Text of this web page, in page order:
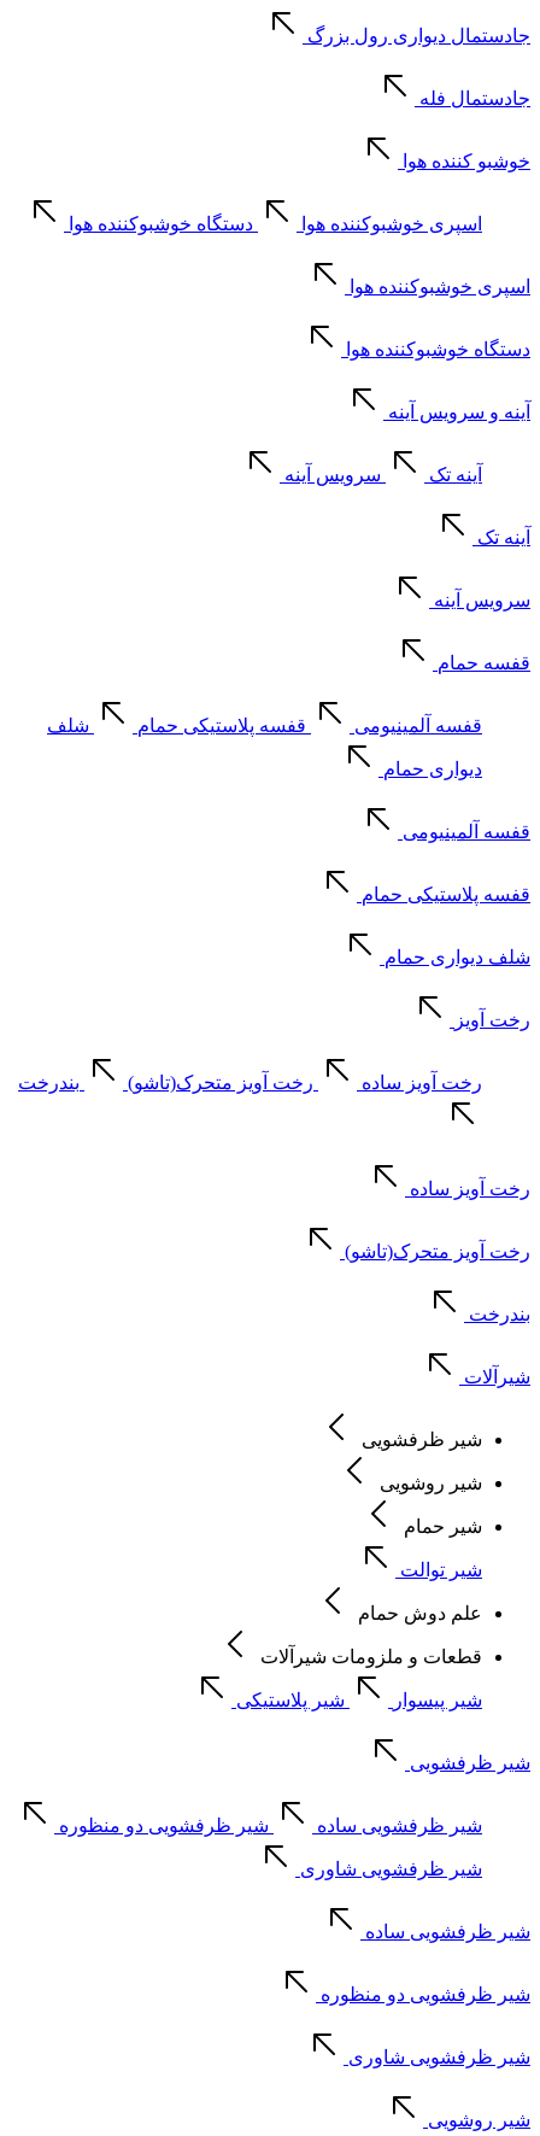
جادستمال دیواری رول بزرگ
جادستمال فله
خوشبو کننده هوا
اسپری خوشبوکننده هوا دستگاه خوشبوکننده هوا
اسپری خوشبوکننده هوا
دستگاه خوشبوکننده هوا
آینه و سرویس آینه
آینه تک سرویس آینه
آینه تک
سرویس آینه
قفسه حمام
قفسه آلمینیومی قفسه پلاستیکی حمام شلف
دیواری حمام
قفسه آلمینیومی
قفسه پلاستیکی حمام
شلف دیواری حمام
رخت آویز
رخت آویز ساده رخت آویز متحرک(تاشو) بندرخت
رخت آویز ساده
رخت آویز متحرک(تاشو)
بندرخت
شیرآلات
شیر ظرفشویی
شیر روشویی
شیر حمام
شیر توالت
علم دوش حمام
قطعات و ملزومات شیرآلات
شیر پیسوار شیر پلاستیکی
شیر ظرفشویی
شیر ظرفشویی ساده شیر ظرفشویی دو منظوره
شیر ظرفشویی شاوری
شیر ظرفشویی ساده
شیر ظرفشویی دو منظوره
شیر ظرفشویی شاوری
شیر روشویی